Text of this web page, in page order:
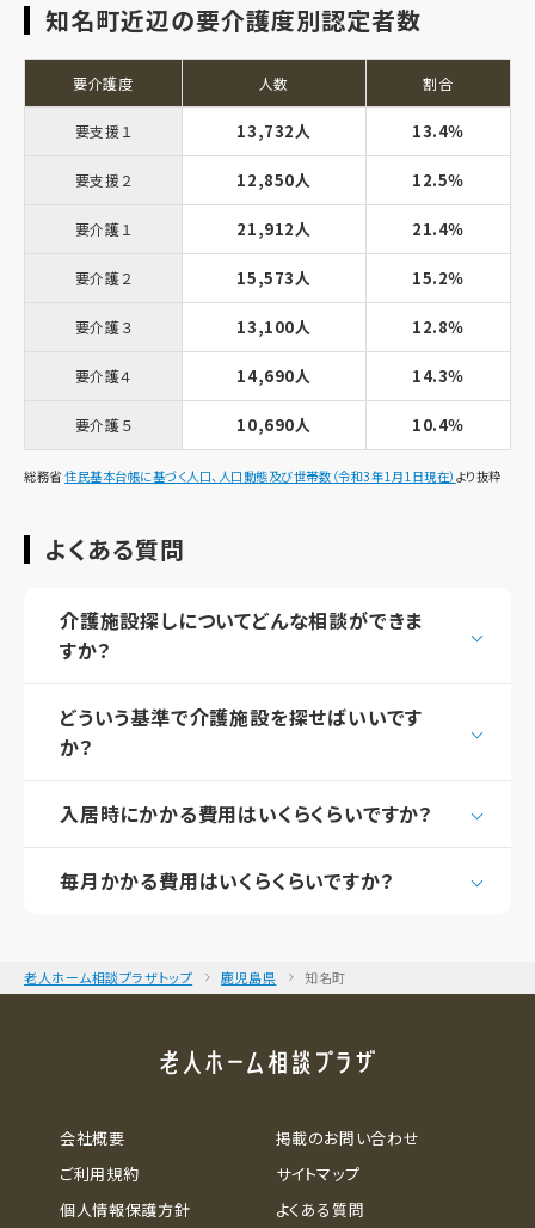
知名町近辺の要介護度別認定者数
要介護度 人数 割合
要支援１ 13,732人 13.4％
要支援２ 12,850人 12.5％
要介護１ 21,912人 21.4％
要介護２ 15,573人 15.2％
要介護３ 13,100人 12.8％
要介護４ 14,690人 14.3％
要介護５ 10,690人 10.4％
総務省住民基本台帳に基づく人口、人口動態及び世帯数（令和3年1月1日現在） より抜粋
よくある質問
介護施設探しについてどんな相談ができま
すか？
どういう基準で介護施設を探せばいいです
か？
入居時にかかる費用はいくらくらいですか？
毎月かかる費用はいくらくらいですか？
老人ホーム相談プラザトップ 鹿児島県 知名町
会社概要
ご利用規約
個人情報保護方針
掲載のお問い合わせ
サイトマップ
よくある質問